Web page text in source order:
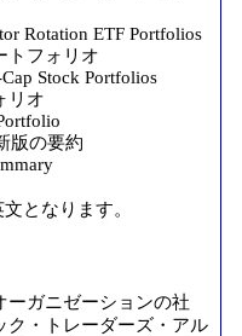
Rotation ETF Portfolios
トフォリオ
Stock Portfolios
リオ
版の要約
となります。
ーガニゼーションの社
ク・トレーダーズ・アル